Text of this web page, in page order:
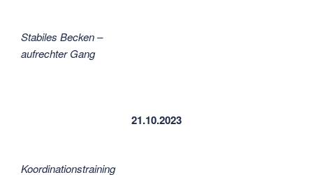
Stabiles Becken –
aufrechter Gang
21.10.2023
Koordinationstraining